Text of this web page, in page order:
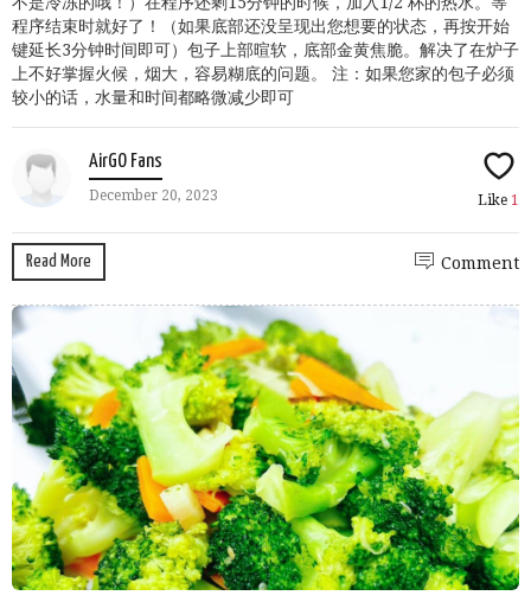
程序结束时就好了！（如果底部还没呈现出您想要的状态，再按开始
键延长3分钟时间即可）包子上部暄软，底部金黄焦脆。解决了在炉子
上不好掌握火候，烟大，容易糊底的问题。 注：如果您家的包子必须
较小的话，水量和时间都略微减少即可
AirGO Fans
December 20, 2023 Like 1
Read More Comment